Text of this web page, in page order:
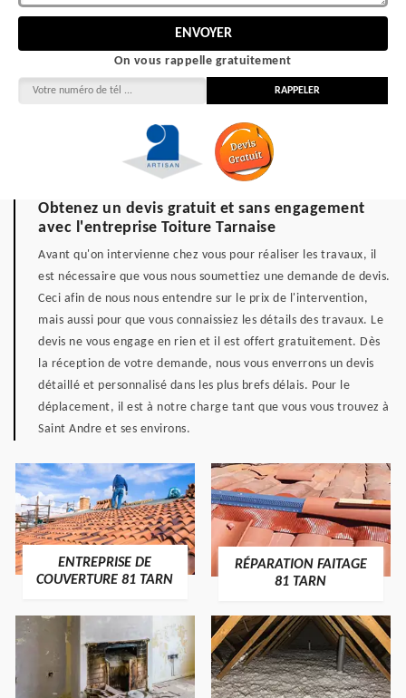
On vous rappelle gratuitement
Obtenez un devis gratuit et sans engagement
avec l'entreprise Toiture Tarnaise
Avant qu'on intervienne chez vous pour réaliser les travaux, il
est nécessaire que vous nous soumettiez une demande de devis.
Ceci afin de nous nous entendre sur le prix de l'intervention,
mais aussi pour que vous connaissiez les détails des travaux. Le
devis ne vous engage en rien et il est offert gratuitement. Dès
la réception de votre demande, nous vous enverrons un devis
détaillé et personnalisé dans les plus brefs délais. Pour le
déplacement, il est à notre charge tant que vous vous trouvez à
Saint Andre et ses environs.
ENTREPRISE DE
COUVERTURE 81 TARN
RÉPARATION FAITAGE
81 TARN